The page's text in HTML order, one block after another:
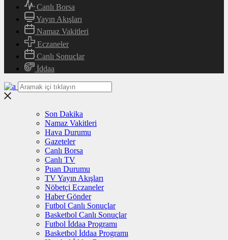
Canlı Borsa
Yayın Akışları
Namaz Vakitleri
Eczaneler
Canlı Sonuçlar
İddaa
Son Dakika
Namaz Vakitleri
Hava Durumu
Gazeteler
Canlı Borsa
Canlı TV
Puan Durumu
TV Yayın Akışları
Nöbetçi Eczaneler
Haber Gönder
Futbol Canlı Sonuçlar
Basketbol Canlı Sonuçlar
Futbol İddaa Programı
Basketbol İddaa Programı